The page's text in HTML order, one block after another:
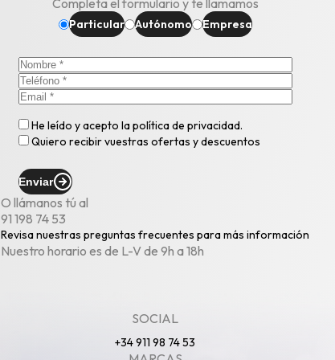
Completa el formulario y te llamamos
Particular Autónomo Empresa
He leído y acepto lapolítica de privacidad.
Quiero recibir vuestras ofertas y descuentos
Enviar
O llámanos tú al
91 198 74 53
Revisa nuestras preguntas frecuentes para más información
Nuestro horario es de L-V de 9h a 18h
SOCIAL
+34 911 98 74 53